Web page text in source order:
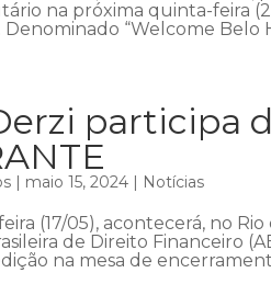
na próxima quinta-feira
Denominado “Welcome
participa
| maio 15, 2024 | Notícias
(17/05), acontecerá, no
de Direito Financeiro
na mesa de